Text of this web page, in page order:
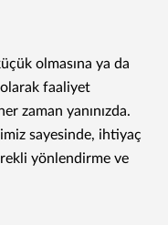
olmasına ya da
faaliyet
zaman yanınızda.
sayesinde, ihtiyaç
yönlendirme ve